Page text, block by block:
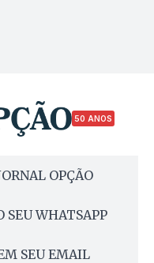
50 ANOS
OPÇÃO
SEU WHATSAPP
SEU EMAIL